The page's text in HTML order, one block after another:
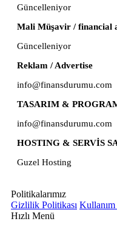
Güncelleniyor
Mali Müşavir / financial
Güncelleniyor
Reklam / Advertise
info@finansdurumu.com
TASARIM &
info@finansdurumu.com
HOSTING & SERVİS
Guzel Hosting
Politikalarımız
Gizlilik Politikası Kullanım
Hızlı Menü